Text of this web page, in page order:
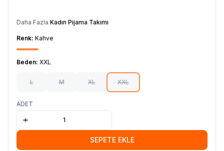
Daha Fazla Kadın Pijama Takımı
Renk: Kahve
Beden: XXL
L M XL XXL
ADET
SEPETE EKLE